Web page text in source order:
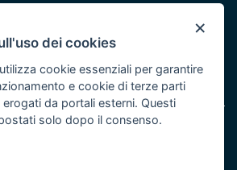
Civile Puglia
risorse del POR Puglia 2014/2020 -
×
dei cookies
cookie essenziali per garantire
e cookie di terze parti
da portali esterni. Questi
solo dopo il consenso.